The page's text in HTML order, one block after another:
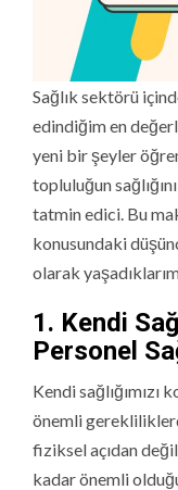
Sağlık sektörü
edindiğim en
yeni bir şeyler
topluluğun
tatmin edici. Bu
konusundaki
olarak
1. Kendi
Personel
Kendi
önemli
fiziksel açıdan
kadar önemli